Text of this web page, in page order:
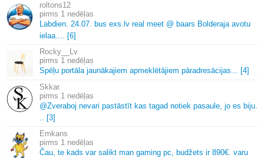
roltons12
1 nedēļas
Labdien. 24.07. bus exs. lv real meet @ baars Bolderaja avotu
ielaa.... [6]
Rocky__Lv
1 nedēļas
Spēļu portāla jaunākajiem apmeklētājiem pāradresācijas... [4]
Skkar.
1 nedēļas
@Zveraboj nevari pastāstīt kas tagad notiek pasaule, jo es biju.
.. [3]
Emkans
1 nedēļas
Čau, te kads var salikt man gaming pc, budžets ir 890€. varu